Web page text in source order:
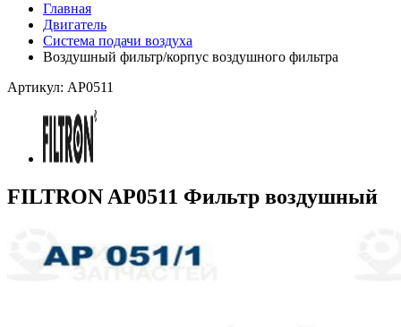
Главная
Двигатель
Система подачи воздуха
Воздушный фильтр/корпус воздушного фильтра
Артикул: AP0511
FILTRON AP0511 Фильтр воздушный